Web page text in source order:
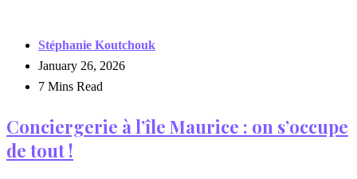
Stéphanie Koutchouk
January 26, 2026
7 Mins Read
Conciergerie à l’île Maurice : on s’occupe
de tout !